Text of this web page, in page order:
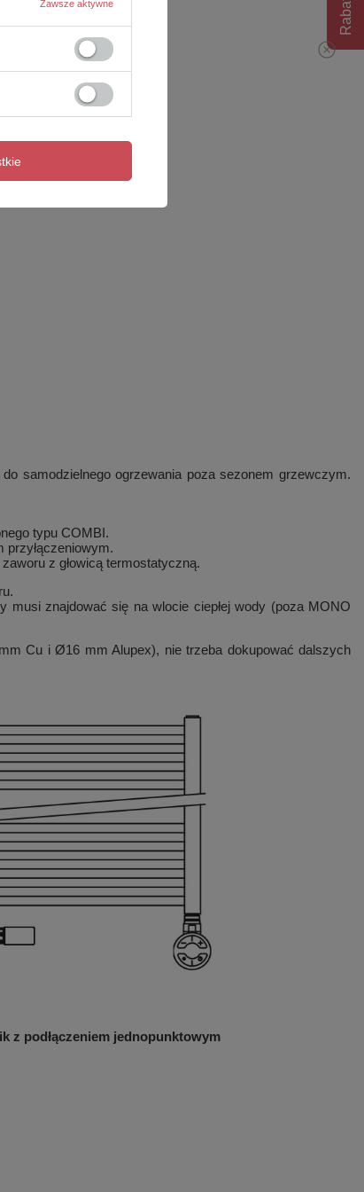
samodzielnego ogrzewania poza sezonem grzewczym.
typu COMBI.
przyłączeniowym.
z głowicą termostatyczną.
musi znajdować się na wlocie ciepłej wody (poza MONO
Cu i Ø16 mm Alupex), nie trzeba dokupować dalszych
z podłączeniem jednopunktowym
Zawsze aktywne